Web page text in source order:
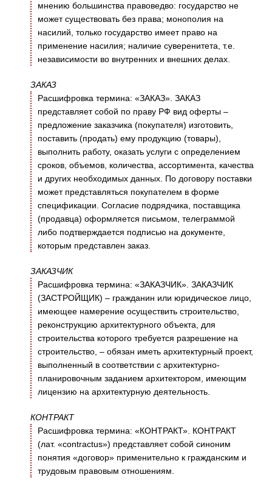
мнению большинства правоведво: государство не
может существовать без права; монополия на
насилий, только государство имеет право на
применение насилия; наличие суверенитета, т.е.
независимости во внутренних и внешних делах.
ЗАКАЗ
Расшифровка термина: «ЗАКАЗ». ЗАКАЗ
представляет собой по праву РФ вид оферты –
предложение заказчика (покупателя) изготовить,
поставить (продать) ему продукцию (товары),
выполнить работу, оказать услуги с определением
сроков, объемов, количества, ассортимента, качества
и других необходимых данных. По договору поставки
может представляться покупателем в форме
спецификации. Согласие подрядчика, поставщика
(продавца) оформляется письмом, телеграммой
либо подтверждается подписью на документе,
которым представлен заказ.
ЗАКАЗЧИК
Расшифровка термина: «ЗАКАЗЧИК». ЗАКАЗЧИК
(ЗАСТРОЙЩИК) – гражданин или юридическое лицо,
имеющее намерение осуществить строительство,
реконструкцию архитектурного объекта, для
строительства которого требуется разрешение на
строительство, – обязан иметь архитектурный проект,
выполненный в соответствии с архитектурно-
планировочным заданием архитектором, имеющим
лицензию на архитектурную деятельность.
КОНТРАКТ
Расшифровка термина: «КОНТРАКТ». КОНТРАКТ
(лат. «contractus») представляет собой синоним
понятия «договор» применительно к гражданским и
трудовым правовым отношениям.